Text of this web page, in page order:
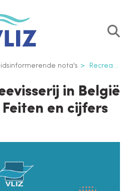
nota's Recreatieve zeevisserij in België anno 2019 - Feiten en cijfers
in België
en cijfers